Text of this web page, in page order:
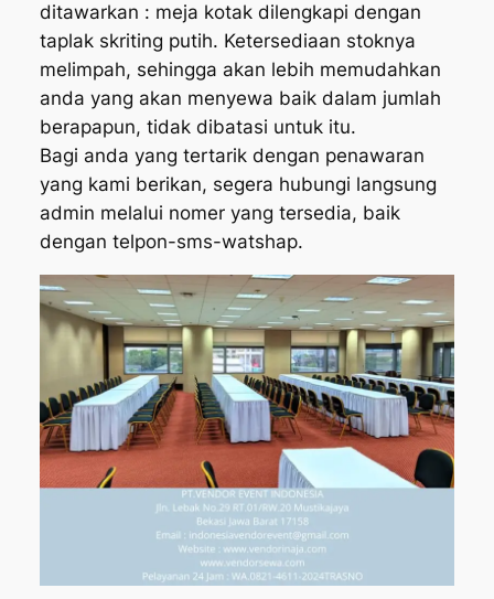
ditawarkan : meja kotak dilengkapi dengan
taplak skriting putih. Ketersediaan stoknya
melimpah, sehingga akan lebih memudahkan
anda yang akan menyewa baik dalam jumlah
berapapun, tidak dibatasi untuk itu.
Bagi anda yang tertarik dengan penawaran
yang kami berikan, segera hubungi langsung
admin melalui nomer yang tersedia, baik
dengan telpon-sms-watshap.